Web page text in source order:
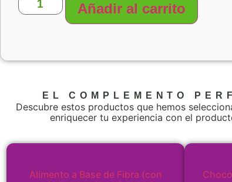
Añadir al carrito
EL COMPLEMENTO
Descubre estos productos que hemos
enriquecer tu experiencia con el
Alimento a Base de Fibra (con